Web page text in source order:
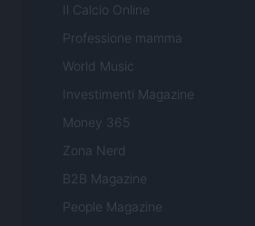
Il Calcio Online
Professione mamma
World Music
Investimenti Magazine
Money 365
Zona Nerd
B2B Magazine
People Magazine